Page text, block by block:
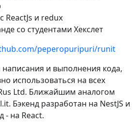
ReactJs и redux
со студентами Хекслет
peperopuripuri/runit
написания и выполнения кода,
использоваться на всех
Ltd. Ближайшим аналогом
Бэкенд разработан на NestJS и
- на React.